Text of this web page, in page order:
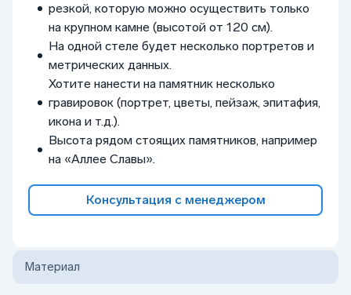
резкой, которую можно осуществить только
на крупном камне (высотой от 120 см).
На одной стеле будет несколько портретов и
метрических данных.
Хотите нанести на памятник несколько
гравировок (портрет, цветы, пейзаж, эпитафия,
икона и т.д.).
Высота рядом стоящих памятников, например
на «Аллее Славы».
Консультация с менеджером
Материал